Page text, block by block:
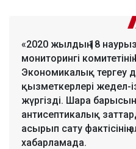
«2020 жылдың 18
мониторингі
Экономикалық тергеу
қызметкерлері жедел-
жүргізді. Шара
антисептикалық
асырып сату
хабарламада.